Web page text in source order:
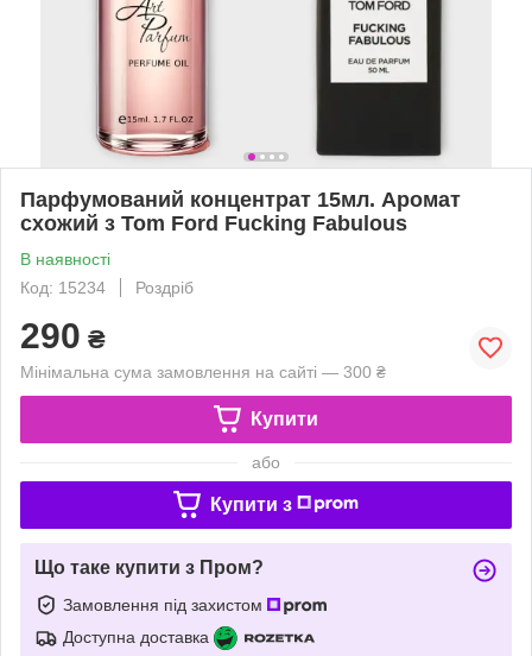
Парфумований концентрат 15мл. Аромат
схожий з Tom Ford Fucking Fabulous
В наявності
Код: 15234
Роздріб
290 ₴
Мінімальна сума замовлення на сайті — 300 ₴
Купити
або
Купити з
Що таке купити з Пром?
Замовлення під захистом
Доступна доставка